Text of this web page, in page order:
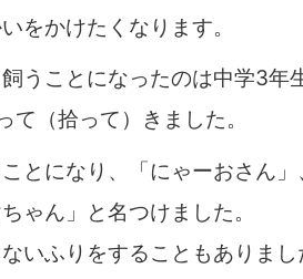
をかけたくなります。
うことになったのは中学3年
て（拾って）きました。
とになり、「にゃーおさん
ゃん」と名つけました。
いふりをすることもありま